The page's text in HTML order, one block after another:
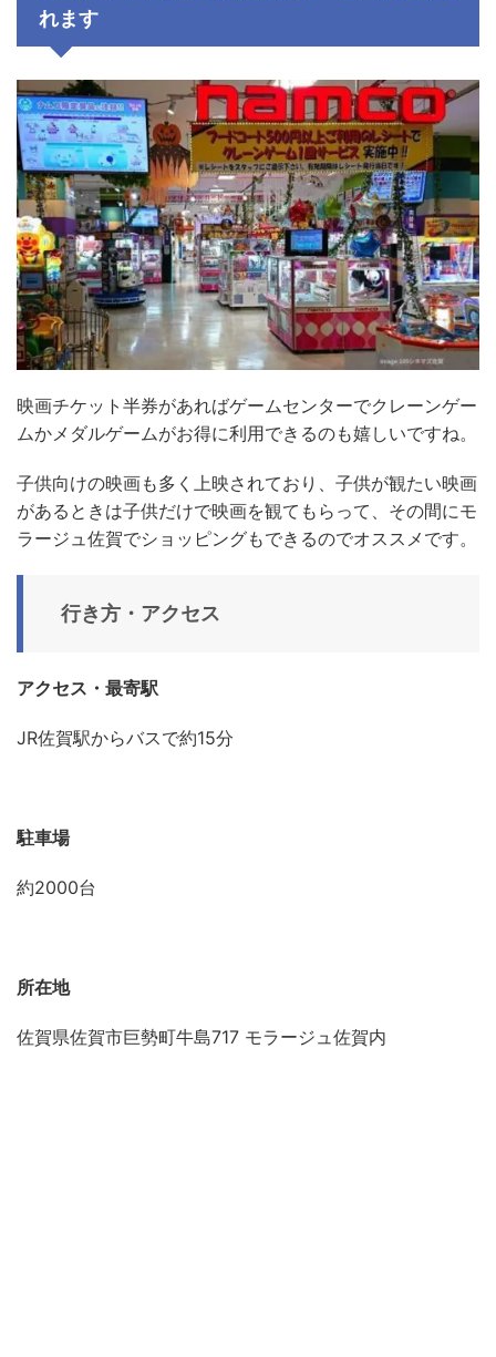
れます
映画チケット半券があればゲームセンターでクレーンゲー
ムかメダルゲームがお得に利用できるのも嬉しいですね。
子供向けの映画も多く上映されており、子供が観たい映画
があるときは子供だけで映画を観てもらって、その間にモ
ラージュ佐賀でショッピングもできるのでオススメです。
行き方・アクセス
アクセス・最寄駅
JR佐賀駅からバスで約15分
駐車場
約2000台
所在地
佐賀県佐賀市巨勢町牛島717 モラージュ佐賀内